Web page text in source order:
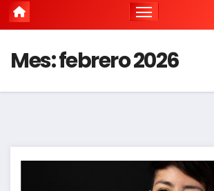
Mes:febrero 2026